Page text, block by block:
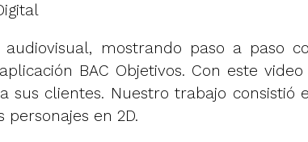
mostrando paso a paso
BAC Objetivos. Con este
sus clientes. Nuestro trabajo
en 2D.